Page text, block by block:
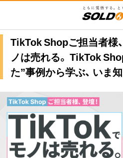
ン
ン
ツ
TikTok Shopご担当者様
ノは売れる。 TikTok
た”事例から学ぶ、 いま